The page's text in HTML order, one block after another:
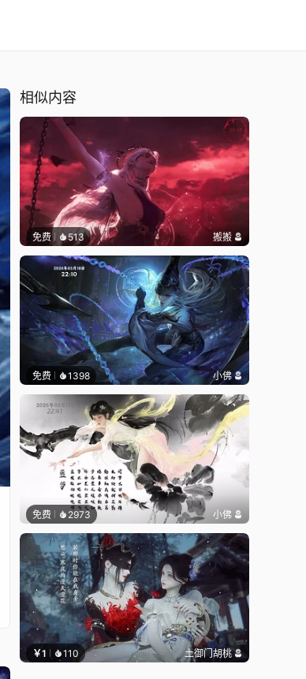
相似内容
免费 513 搬搬
免费 1398 小佛
免费 2973 小佛
￥1 110 土御门胡桃